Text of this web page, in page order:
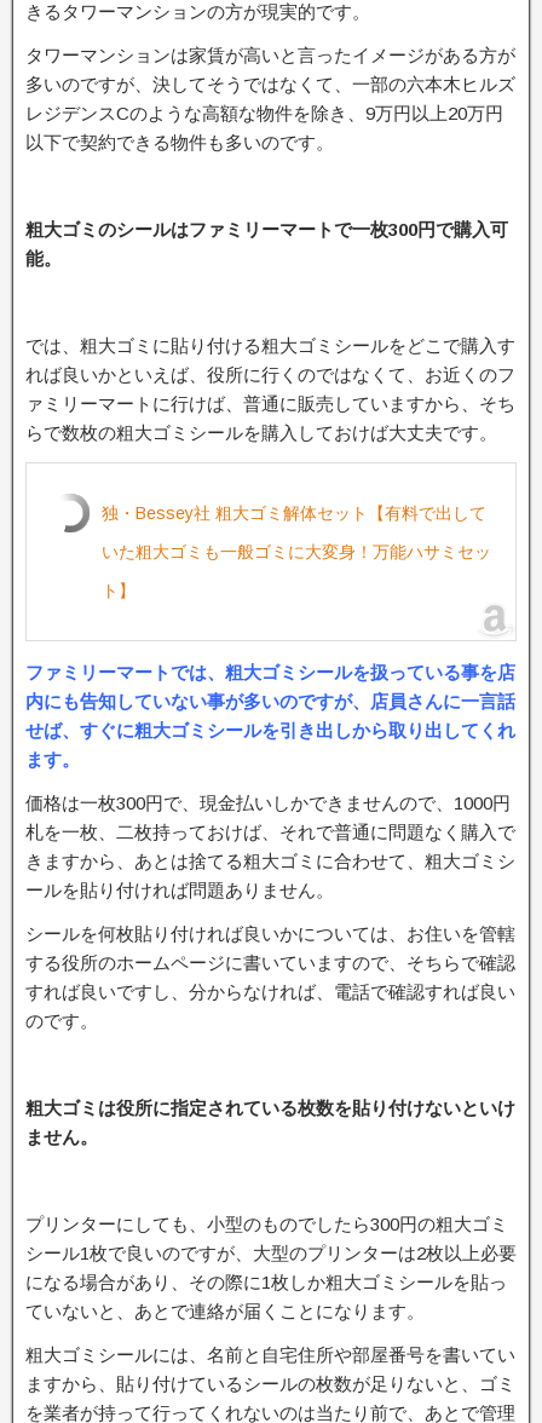
きるタワーマンションの方が現実的です。
タワーマンションは家賃が高いと言ったイメージがある方が
多いのですが、決してそうではなくて、一部の六本木ヒルズ
レジデンスCのような高額な物件を除き、9万円以上20万円
以下で契約できる物件も多いのです。
粗大ゴミのシールはファミリーマートで一枚300円で購入可
能。
では、粗大ゴミに貼り付ける粗大ゴミシールをどこで購入す
れば良いかといえば、役所に行くのではなくて、お近くのフ
ァミリーマートに行けば、普通に販売していますから、そち
らで数枚の粗大ゴミシールを購入しておけば大丈夫です。
独・Bessey社 粗大ゴミ解体セット【有料で出して
いた粗大ゴミも一般ゴミに大変身！万能ハサミセッ
ト】
ファミリーマートでは、粗大ゴミシールを扱っている事を店
内にも告知していない事が多いのですが、店員さんに一言話
せば、すぐに粗大ゴミシールを引き出しから取り出してくれ
ます。
価格は一枚300円で、現金払いしかできませんので、1000円
札を一枚、二枚持っておけば、それで普通に問題なく購入で
きますから、あとは捨てる粗大ゴミに合わせて、粗大ゴミシ
ールを貼り付ければ問題ありません。
シールを何枚貼り付ければ良いかについては、お住いを管轄
する役所のホームページに書いていますので、そちらで確認
すれば良いですし、分からなければ、電話で確認すれば良い
のです。
粗大ゴミは役所に指定されている枚数を貼り付けないといけ
ません。
プリンターにしても、小型のものでしたら300円の粗大ゴミ
シール1枚で良いのですが、大型のプリンターは2枚以上必要
になる場合があり、その際に1枚しか粗大ゴミシールを貼っ
ていないと、あとで連絡が届くことになります。
粗大ゴミシールには、名前と自宅住所や部屋番号を書いてい
ますから、貼り付けているシールの枚数が足りないと、ゴミ
を業者が持って行ってくれないのは当たり前で、あとで管理